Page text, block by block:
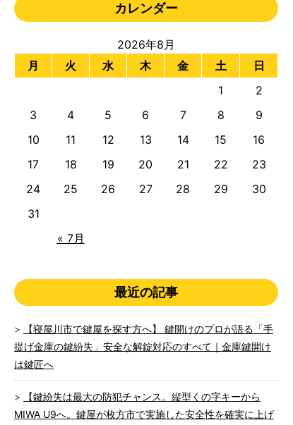
カレンダー
2026年8月
月
火 水 木 金 土 日
« 7月
1
2
3
4 5 6 7 8
9
10
11 12 13 14 15
16
17
18 19 20 21 22
23
24
25 26 27 28 29
30
31
最近の記事
【寝屋川市で鍵屋を探す方へ】 鍵開けのプロが語る「手
提げ金庫の鍵紛失」安全な解錠対応のすべて｜金庫鍵開け
は鍵匠へ
【鍵紛失は最大の防犯チャンス。縦型くの字キーから
MIWA U9へ。鍵屋が枚方市で実施した安全性を確実に上げ